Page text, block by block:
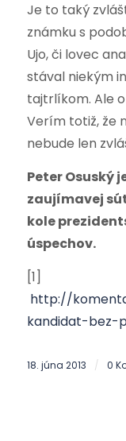
Je to taký
známku s
Ujo, či lovec
stával niekým
tajtrlíkom. Ale
Verím totiž, že
nebude len
Peter Osuský
zaujímavej
kole
úspechov.
[1]
http://
kandidat-bez-
18. júna 2013 / 0